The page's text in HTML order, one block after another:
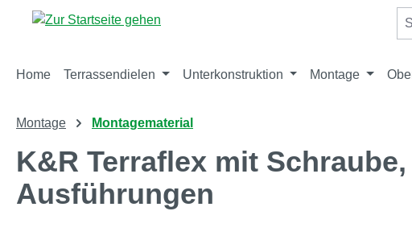
Hauptinhalt springen
Zur Suche springen
Zur Hauptnavigation springen
Home Terrassendielen Unterkonstruktion Montage
Montage Montagematerial
K&R Terraflex mit
Ausführungen